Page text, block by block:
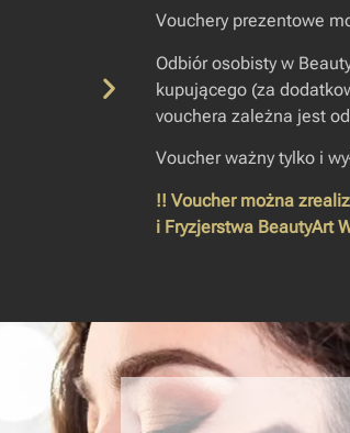
Vouchery prezentowe
Odbiór osobisty w
kupującego (za
vouchera zależna jest
Voucher ważny tylko i
!! Voucher można
i Fryzjerstwa BeautyArt